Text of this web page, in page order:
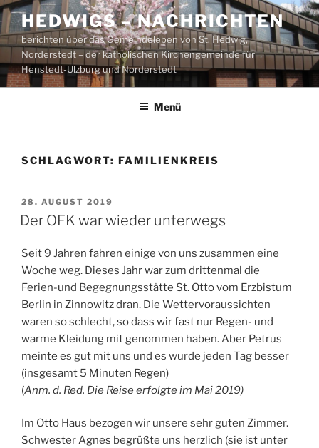
Zum
Inhalt
springen
HEDWIGS – NACHRICHTEN
berichten über das Gemeindeleben von St. Hedwig,
Norderstedt – der katholischen Kirchengemeinde für
Henstedt-Ulzburg und Norderstedt
Menü
SCHLAGWORT: FAMILIENKREIS
VERÖFFENTLICHT
AM
28. AUGUST 2019
Der OFK war wieder unterwegs
Seit 9 Jahren fahren einige von uns zusammen eine
Woche weg. Dieses Jahr war zum drittenmal die
Ferien-und Begegnungsstätte St. Otto vom Erzbistum
Berlin in Zinnowitz dran. Die Wettervoraussichten
waren so schlecht, so dass wir fast nur Regen- und
warme Kleidung mit genommen haben. Aber Petrus
meinte es gut mit uns und es wurde jeden Tag besser
(insgesamt 5 Minuten Regen)
(Anm. d. Red. Die Reise erfolgte im Mai 2019)
Im Otto Haus bezogen wir unsere sehr guten Zimmer.
Schwester Agnes begrüßte uns herzlich (sie ist unter